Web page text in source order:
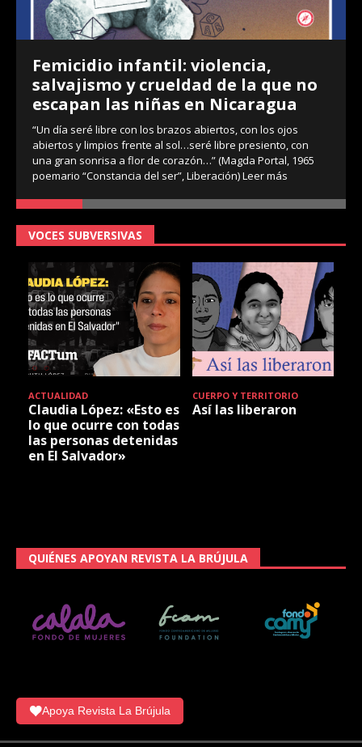
Femicidio infantil: violencia,
salvajismo y crueldad de la que no
escapan las niñas en Nicaragua
“Un día seré libre con los brazos abiertos, con los ojos
abiertos y limpios frente al sol…seré libre presiento, con
una gran sonrisa a flor de corazón…” (Magda Portal, 1965
poemario “Constancia del ser”, Liberación)Leer más
VOCES SUBVERSIVAS
ACTUALIDAD
Claudia López: «Esto es
lo que ocurre con todas
las personas detenidas
en El Salvador»
CUERPO Y TERRITORIO
Así las liberaron
QUIÉNES APOYAN REVISTA LA BRÚJULA
Apoya Revista La Brújula